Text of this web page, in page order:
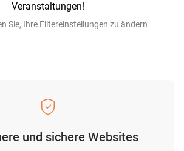
Veranstaltungen!
Sie, Ihre Filtereinstellungen zu ändern
und sichere Websites